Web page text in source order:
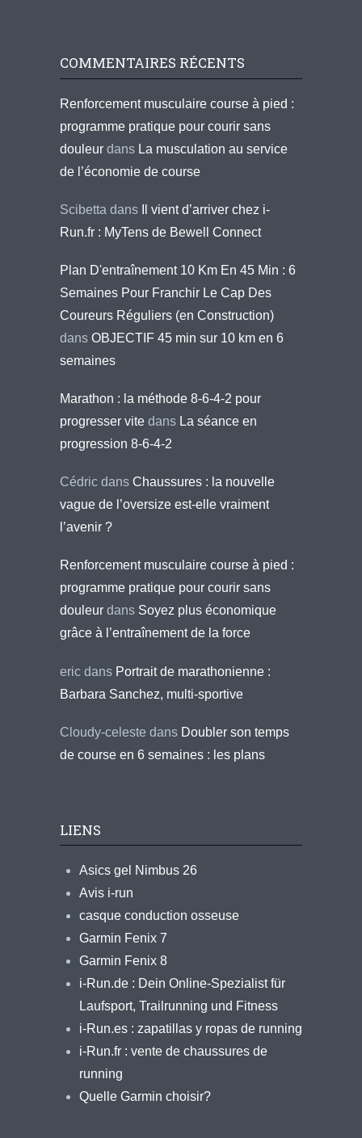
COMMENTAIRES RÉCENTS
Renforcement musculaire course à pied :
programme pratique pour courir sans
douleur dans La musculation au service
de l’économie de course
Scibetta dans
Il vient d’arriver chez i-
Run.fr : MyTens de Bewell Connect
Plan D'entraînement 10 Km En 45 Min : 6
Semaines Pour Franchir Le Cap Des
Coureurs Réguliers (en Construction)
dans OBJECTIF 45 min sur 10 km en 6
semaines
Marathon : la méthode 8-6-4-2 pour
progresser vite dans La séance en
progression 8-6-4-2
Cédric dans Chaussures : la nouvelle
vague de l’oversize est-elle vraiment
l’avenir ?
Renforcement musculaire course à pied :
programme pratique pour courir sans
douleur dans Soyez plus économique
grâce à l’entraînement de la force
eric dans Portrait de marathonienne :
Barbara Sanchez, multi-sportive
Cloudy-celeste dans Doubler son temps
de course en 6 semaines : les plans
LIENS
Asics gel Nimbus 26
Avis i-run
casque conduction osseuse
Garmin Fenix 7
Garmin Fenix 8
i-Run.de : Dein Online-Spezialist für
Laufsport, Trailrunning und Fitness
i-Run.es : zapatillas y ropas de running
i-Run.fr : vente de chaussures de
running
Quelle Garmin choisir?